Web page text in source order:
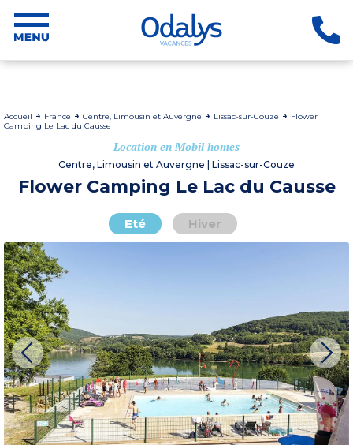
Accueil France Centre, Limousin et Auvergne Lissac-sur-Couze
Flower
Camping Le Lac du Causse
Location en Mobil homes
Centre, Limousin et Auvergne | Lissac-sur-Couze
Flower Camping Le Lac du Causse
Eté Hiver